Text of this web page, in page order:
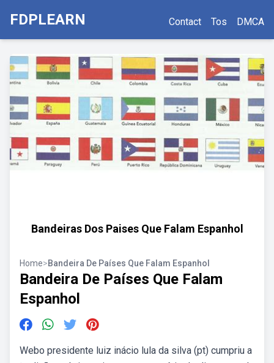
FDPLEARN Contact Tos DMCA
Bandeiras Dos Paises Que Falam Espanhol
Home>Bandeira De Países Que Falam Espanhol
Bandeira De Países Que Falam
Espanhol
Webo presidente luiz inácio lula da silva (pt) cumpriu a